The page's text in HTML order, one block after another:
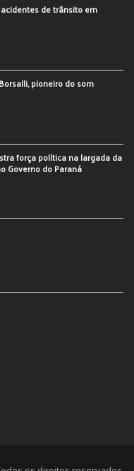
de trânsito em
pioneiro do som
força política na largada da
Governo do Paraná